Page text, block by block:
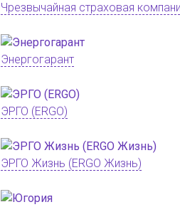
Чрезвычайная страховая
Энергогарант
ЭРГО (ERGO)
ЭРГО Жизнь (ERGO Жизнь)